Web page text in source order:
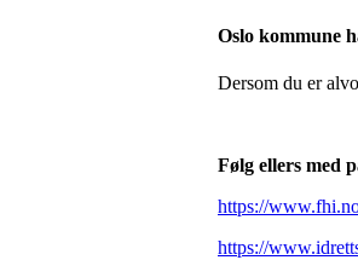
Oslo kommune
Dersom du er
Følg ellers med
https://
https://